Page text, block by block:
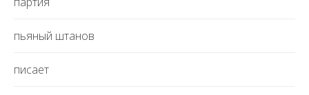
пьяный штанов
писает